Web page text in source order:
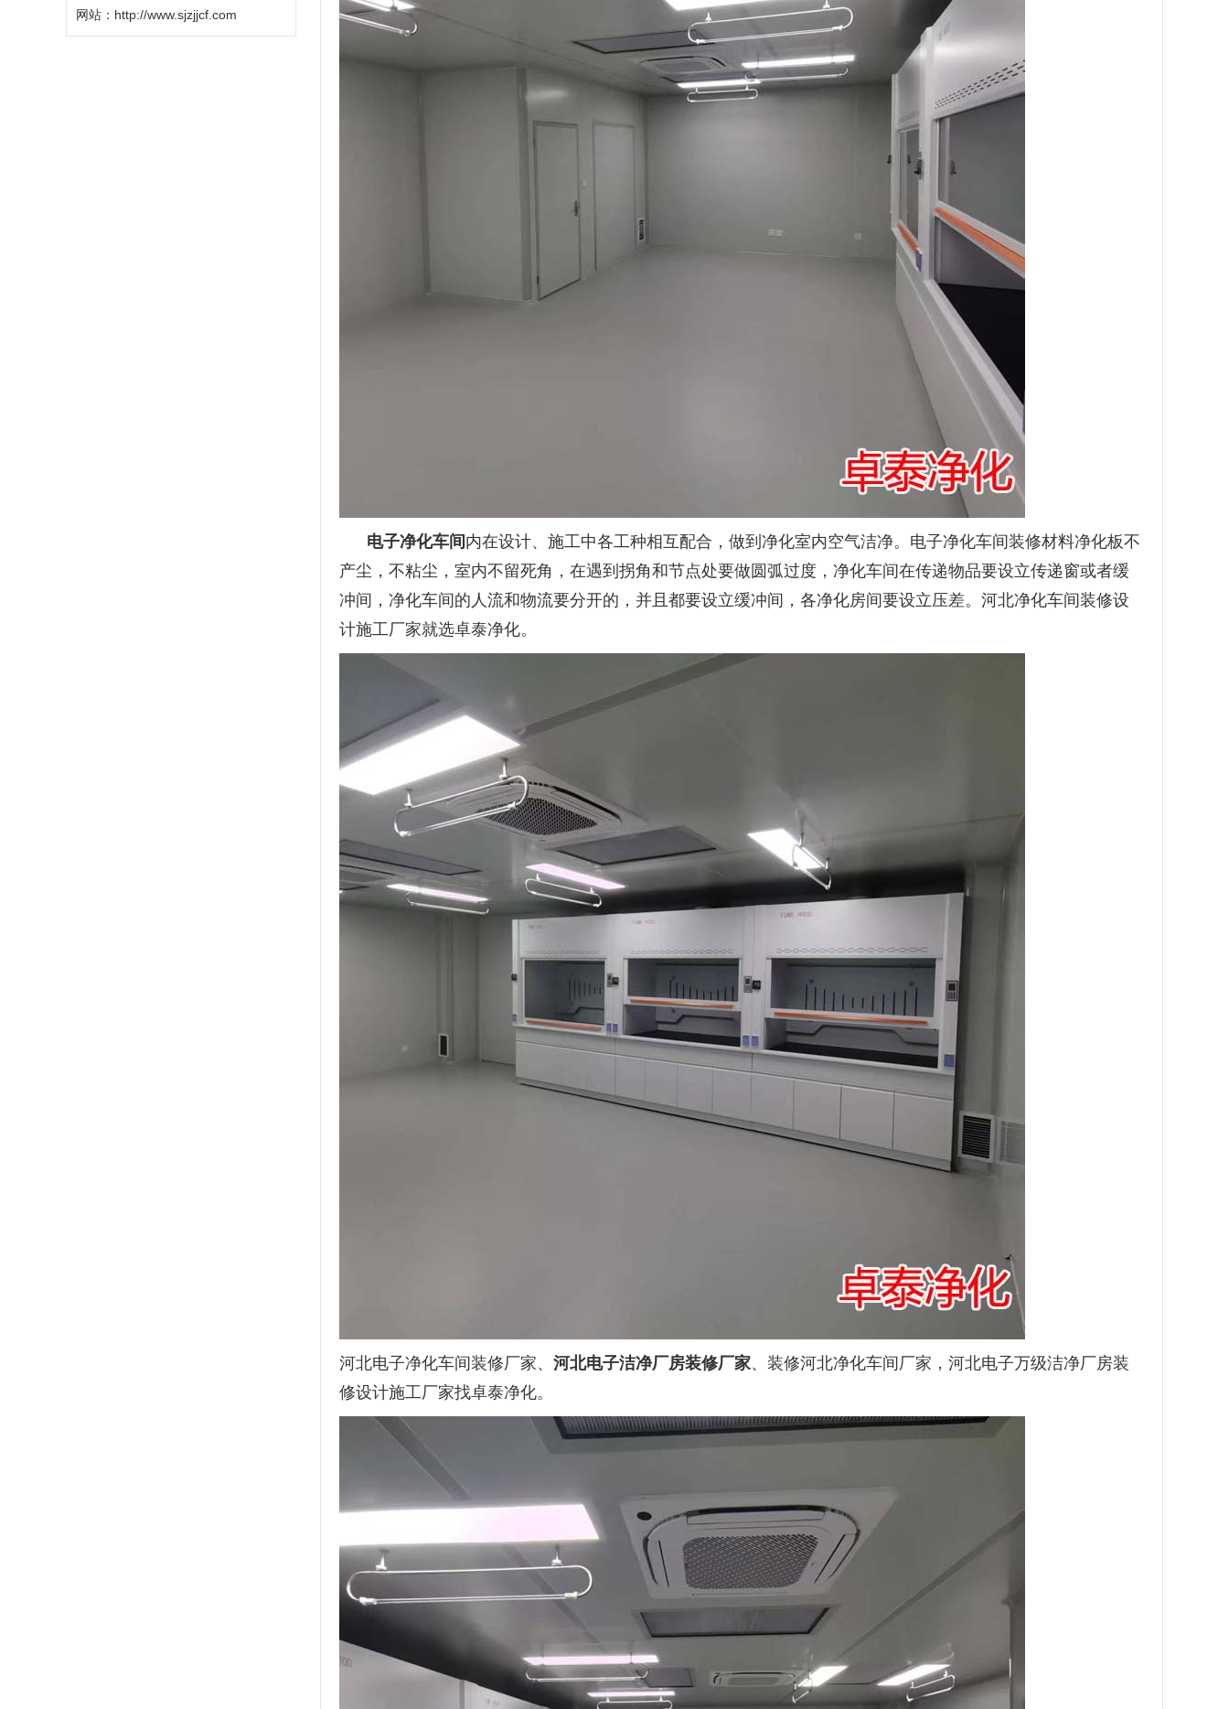
网站：http://www.sjzjjcf.com
电子净化车间 内在设计、施工中各工种相互配合，做到净化室内空气洁净。电子净化车间装修材料净化板不
产尘，不粘尘，室内不留死角，在遇到拐角和节点处要做圆弧过度，净化车间在传递物品要设立传递窗或者缓
冲间，净化车间的人流和物流要分开的，并且都要设立缓冲间，各净化房间要设立压差。河北净化车间装修设
计施工厂家就选卓泰净化。
河北电子净化车间装修厂家、 河北电子洁净厂房装修厂家、装修河北净化车间厂家，河北电子万级洁净厂房装
修设计施工厂家找卓泰净化。